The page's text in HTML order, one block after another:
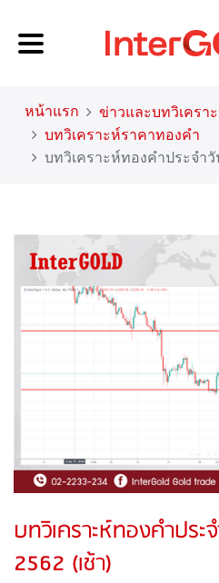
หน้าแรก
ข่าวและบทวิเครา
บทวิเคราะห์ราคาทองคำ
บทวิเคราะห์ทองคำประจำวั
บทวิเคราะห์ทองคำปร
2562 (เช้า)